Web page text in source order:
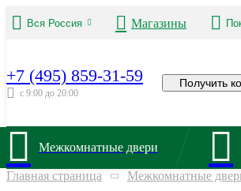
Вся Россия Магазины
+7 (495) 859-31-59
с 9:00 до 20:00
Получить
Межкомнатные двери
Главная страница Межкомнатные